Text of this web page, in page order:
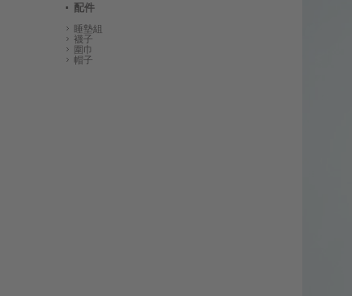
配件
睡墊組
襪子
圍巾
帽子